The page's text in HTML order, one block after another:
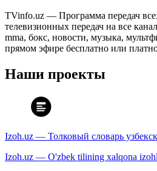
TVinfo.uz — Программа передач
телевизионных передач на все
mma, бокс, новости, музыка,
прямом эфире бесплатно или
Наши проекты
Izoh.uz — Толковый словарь
Izoh.uz — O'zbek tilining xalqona